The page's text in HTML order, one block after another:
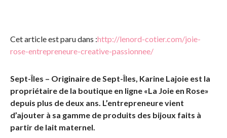
Cet article est paru dans :http://lenord-cotier.com/joie-
rose-entrepreneure-creative-passionnee/
Sept-Îles – Originaire de Sept-Îles, Karine Lajoie est la
propriétaire de la boutique en ligne «La Joie en Rose»
depuis plus de deux ans. L’entrepreneure vient
d’ajouter à sa gamme de produits des bijoux faits à
partir de lait maternel.